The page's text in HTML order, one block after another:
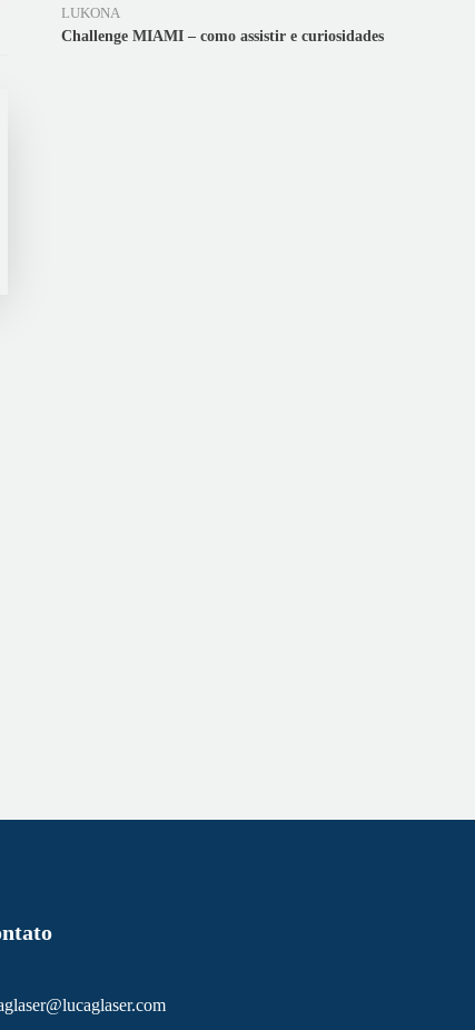
LUKONA
Challenge MIAMI – como assistir e curiosidades